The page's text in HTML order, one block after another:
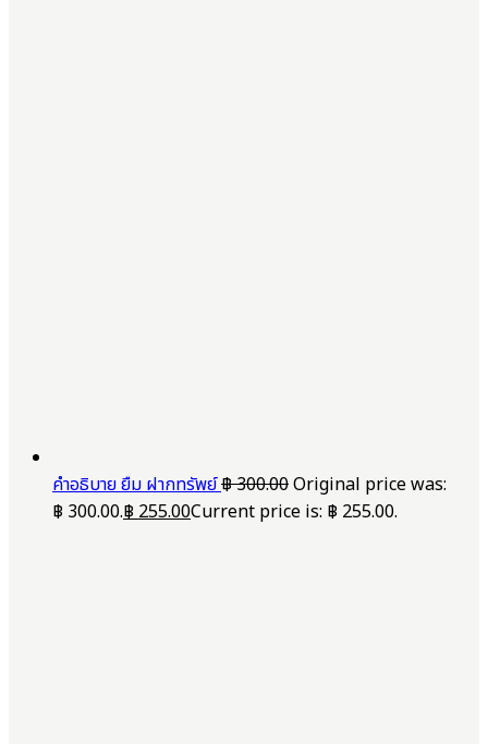
คำอธิบาย ยืม ฝากทรัพย์฿300.00Original price was:
฿ 300.00.฿ 255.00Current price is: ฿ 255.00.